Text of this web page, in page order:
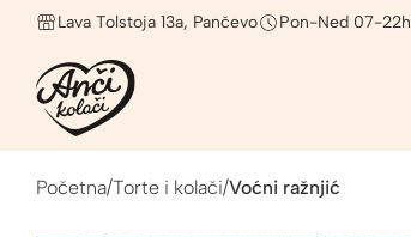
Lava Tolstoja 13a, Pančevo Pon-Ned 07-22h
Početna/Torte i kolači/Voćni ražnjić